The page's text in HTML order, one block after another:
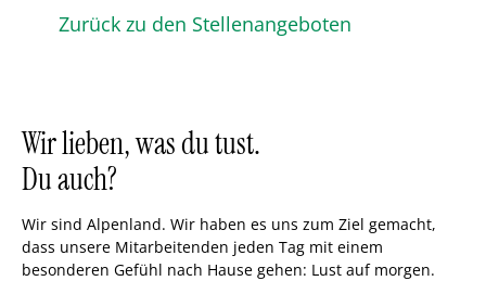
Zurück zu den Stellenangeboten
Wir lieben, was du tust.
Du auch?
Wir sind Alpenland. Wir haben es uns zum Ziel gemacht,
dass unsere Mitarbeitenden jeden Tag mit einem
besonderen Gefühl nach Hause gehen: Lust auf morgen.